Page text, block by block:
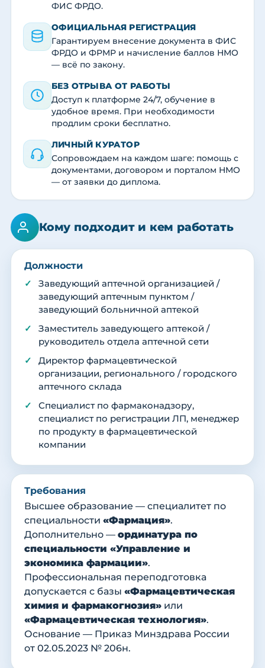
ФИС ФРДО.
ОФИЦИАЛЬНАЯ РЕГИСТРАЦИЯ
Гарантируем внесение документа в ФИС
ФРДО и ФРМР и начисление баллов НМО
— всё по закону.
БЕЗ ОТРЫВА ОТ РАБОТЫ
Доступ к платформе 24/7, обучение в
удобное время. При необходимости
продлим сроки бесплатно.
ЛИЧНЫЙ КУРАТОР
Сопровождаем на каждом шаге: помощь с
документами, договором и порталом НМО
— от заявки до диплома.
Кому подходит и кем работать
Должности
Заведующий аптечной организацией /
заведующий аптечным пунктом /
заведующий больничной аптекой
Заместитель заведующего аптекой /
руководитель отдела аптечной сети
Директор фармацевтической
организации, регионального / городского
аптечного склада
Специалист по фармаконадзору,
специалист по регистрации ЛП, менеджер
по продукту в фармацевтической
компании
Требования
Высшее образование — специалитет по
специальности «Фармация».
Дополнительно — ординатура по
специальности «Управление и
экономика фармации».
Профессиональная переподготовка
допускается с базы «Фармацевтическая
химия и фармакогнозия» или
«Фармацевтическая технология».
Основание — Приказ Минздрава России
от 02.05.2023 № 206н.